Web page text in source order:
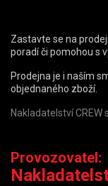
Zastavte se na
poradí či pomohou s
Prodejna je i naším
objednaného zboží.
Nakladatelství CREW
Provozovatel: